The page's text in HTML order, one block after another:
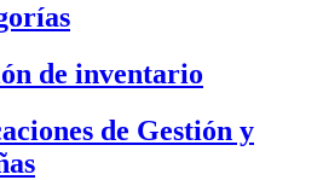
de inventario
de Gestión y